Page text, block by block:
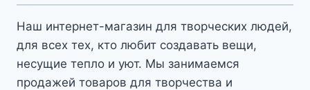
Наш интернет-магазин для творческих людей,
для всех тех, кто любит создавать вещи,
несущие тепло и уют. Мы занимаемся
продажей товаров для творчества и